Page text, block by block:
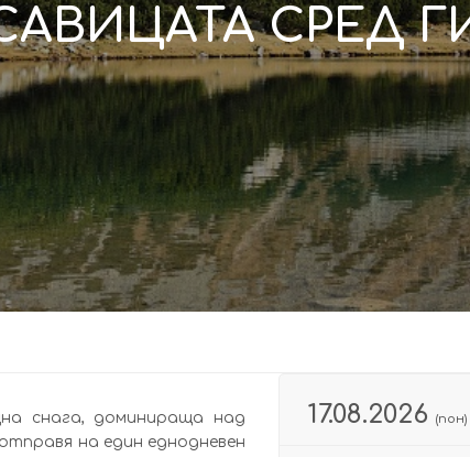
СРЕД
снага, доминираща над
на един еднодневен
17.08.2026 (пон)